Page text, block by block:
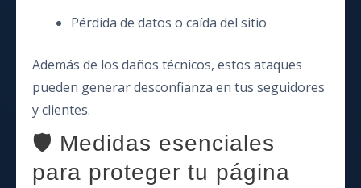
Pérdida de datos o caída del sitio
Además de los daños técnicos, estos ataques
pueden generar desconfianza en tus seguidores
y clientes.
🛡️ Medidas esenciales
para proteger tu página